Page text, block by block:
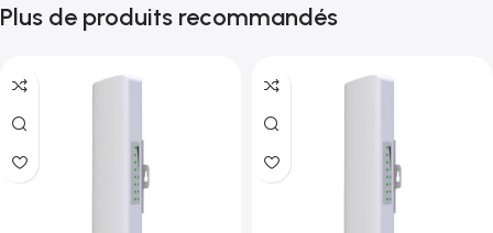
Plus de produits recommandés